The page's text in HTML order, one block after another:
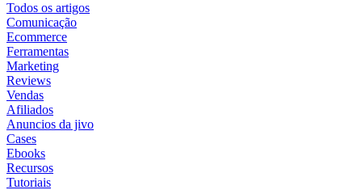
Todos os artigos
Comunicação
Ecommerce
Ferramentas
Marketing
Reviews
Vendas
Afiliados
Anuncios da jivo
Cases
Ebooks
Recursos
Tutoriais